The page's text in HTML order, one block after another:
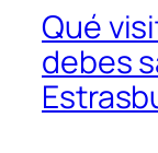
Qué
debes